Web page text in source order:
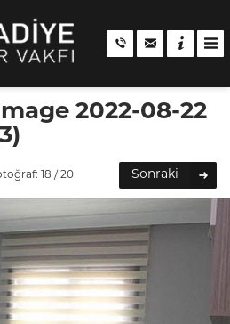
2022-08-22
18 / 20 Sonraki